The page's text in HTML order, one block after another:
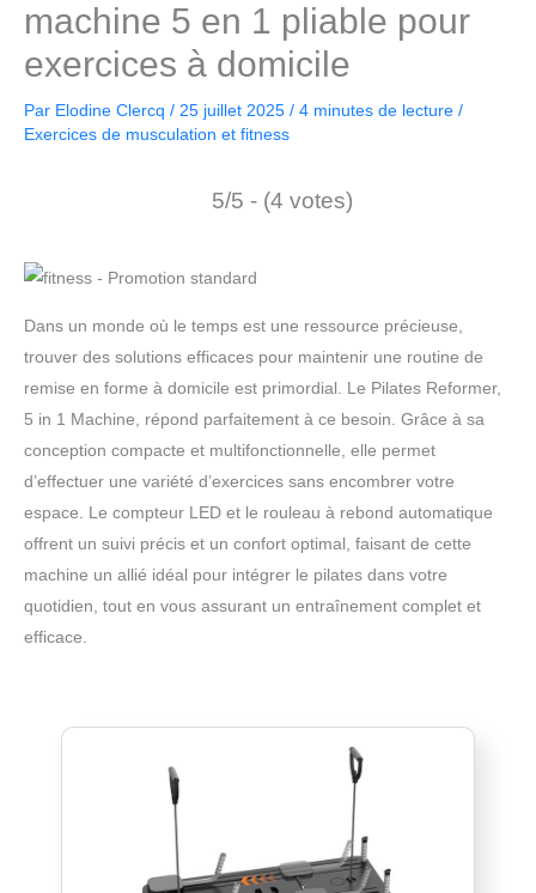
machine 5 en 1 pliable pour
exercices à domicile
Par Elodine Clercq / 25 juillet 2025 / 4 minutes de lecture /
Exercices de musculation et fitness
5/5 - (4 votes)
Dans un monde où le temps est une ressource précieuse,
trouver des solutions efficaces pour maintenir une routine de
remise en forme à domicile est primordial. Le Pilates Reformer,
5 in 1 Machine, répond parfaitement à ce besoin. Grâce à sa
conception compacte et multifonctionnelle, elle permet
d’effectuer une variété d’exercices sans encombrer votre
espace. Le compteur LED et le rouleau à rebond automatique
offrent un suivi précis et un confort optimal, faisant de cette
machine un allié idéal pour intégrer le pilates dans votre
quotidien, tout en vous assurant un entraînement complet et
efficace.